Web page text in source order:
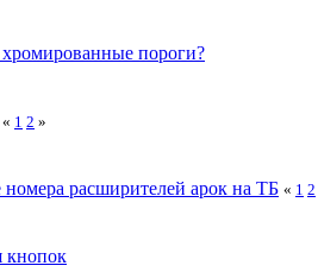
пороги?
« 1 2 »
расширителей арок на ТБ « 1 2
кнопок